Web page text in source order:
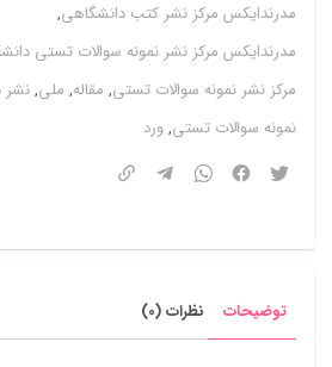
مدرندایکس مرکز نشر کتب دانشگاهی,
مدرندایکس مرکز نشر نمونه سوالات تستی
مرکز نشر نمونه سوالات تستی, مقاله, ملی,نشر
نمونه سوالات تستی,ورد
توضیحات نظرات (0)